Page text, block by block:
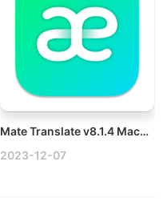
Mate Translate v8.1.4 Mac实时翻译工具破解版
2023-12-07